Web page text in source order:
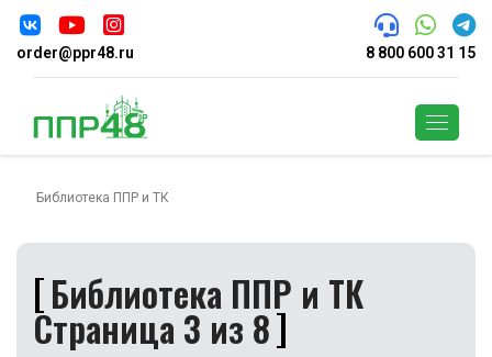
order@ppr48.ru 8 800 600 31 15
Библиотека ППР и ТК
Библиотека ППР и ТК
Страница 3 из 8